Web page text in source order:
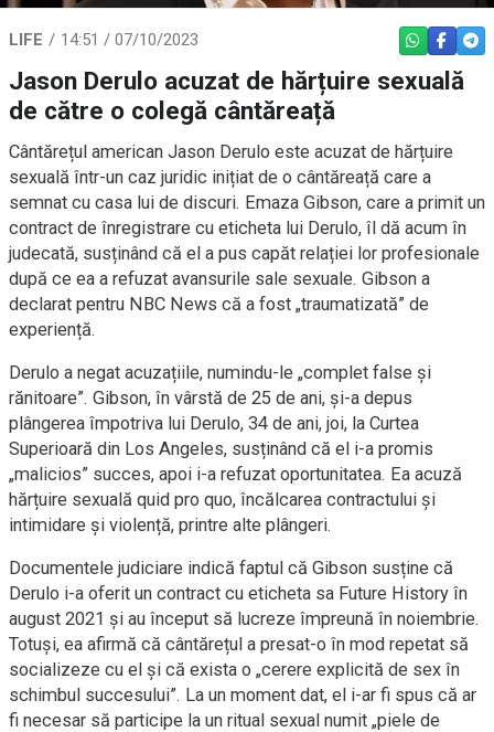
LIFE 14:51 / 07/10/2023 WHATSAPP
Jason Derulo acuzat de hărțuire sexuală
de către o colegă cântăreață
Cântărețul american Jason Derulo este acuzat de hărțuire
sexuală într-un caz juridic inițiat de o cântăreață care a
semnat cu casa lui de discuri. Emaza Gibson, care a primit un
contract de înregistrare cu eticheta lui Derulo, îl dă acum în
judecată, susținând că el a pus capăt relației lor profesionale
după ce ea a refuzat avansurile sale sexuale. Gibson a
declarat pentru NBC News că a fost „traumatizată” de
experiență.
Derulo a negat acuzațiile, numindu-le „complet false și
rănitoare”. Gibson, în vârstă de 25 de ani, și-a depus
plângerea împotriva lui Derulo, 34 de ani, joi, la Curtea
Superioară din Los Angeles, susținând că el i-a promis
„malicios” succes, apoi i-a refuzat oportunitatea. Ea acuză
hărțuire sexuală quid pro quo, încălcarea contractului și
intimidare și violență, printre alte plângeri.
Documentele judiciare indică faptul că Gibson susține că
Derulo i-a oferit un contract cu eticheta sa Future History în
august 2021 și au început să lucreze împreună în noiembrie.
Totuși, ea afirmă că cântărețul a presat-o în mod repetat să
socializeze cu el și că exista o „cerere explicită de sex în
schimbul succesului”. La un moment dat, el i-ar fi spus că ar
fi necesar să participe la un ritual sexual numit „piele de